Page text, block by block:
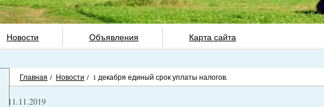
Новости Объявления Карта сайта
Главная / Новости / 1 декабря единый срок уплаты налогов.
11.11.2019